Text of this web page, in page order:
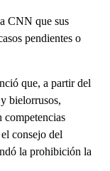
CNN que sus
pendientes o
que, a partir del
bielorrusos,
competencias
consejo del
la prohibición la